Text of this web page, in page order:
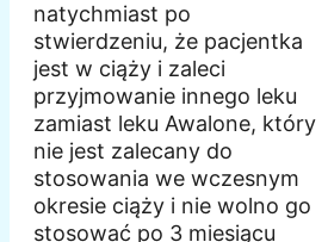
natychmiast po
stwierdzeniu, że pacjentka
jest w ciąży i zaleci
przyjmowanie innego leku
zamiast leku Awalone, który
nie jest zalecany do
stosowania we wczesnym
okresie ciąży i nie wolno go
stosować po 3 miesiącu